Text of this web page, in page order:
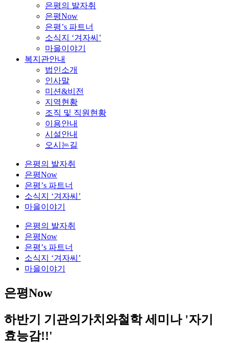
은평의 발자취
은평Now
은평’s 파트너
소식지 ‘겨자씨’
마을이야기
복지관안내
법인소개
인사말
미션&비전
지역현황
조직 및 직원현황
이용안내
시설안내
오시는길
은평의 발자취
은평Now
은평’s 파트너
소식지 ‘겨자씨’
마을이야기
은평의 발자취
은평Now
은평’s 파트너
소식지 ‘겨자씨’
마을이야기
은평Now
하반기 기관의가치와철학 세미나 '자기
효능감!!'